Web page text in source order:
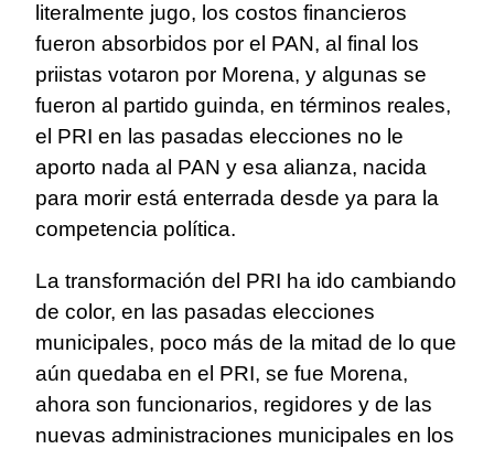
literalmente jugo, los costos financieros
fueron absorbidos por el PAN, al final los
priistas votaron por Morena, y algunas se
fueron al partido guinda, en términos reales,
el PRI en las pasadas elecciones no le
aporto nada al PAN y esa alianza, nacida
para morir está enterrada desde ya para la
competencia política.
La transformación del PRI ha ido cambiando
de color, en las pasadas elecciones
municipales, poco más de la mitad de lo que
aún quedaba en el PRI, se fue Morena,
ahora son funcionarios, regidores y de las
nuevas administraciones municipales en los